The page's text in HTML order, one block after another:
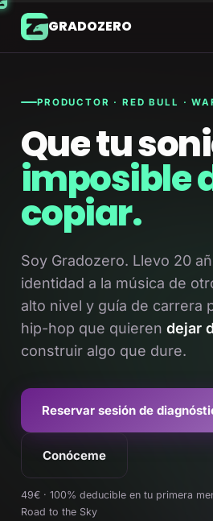
GRADOZERO
PRODUCTOR · RED BULL ·
Quetu
imposible
copiar.
Soy Gradozero. Llevo 20
identidad a la música de
alto nivel y guía de carrera
hip-hop que quieren dejar
construir algo que dure.
Reservar sesión de
Conóceme
49€ · 100% deducible en tu primera
Road to the Sky